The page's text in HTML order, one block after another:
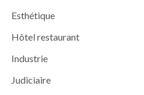
Esthétique
Hôtel restaurant
Industrie
Judiciaire